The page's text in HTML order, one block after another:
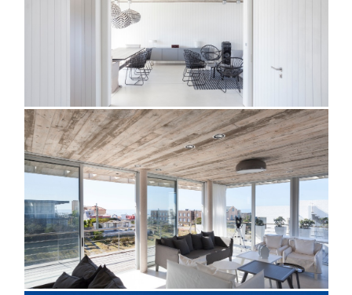
@martingomezarquitectos@martingomezarquitectos